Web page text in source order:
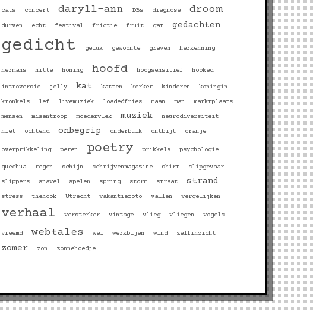
cats concert daryll-ann DBs diagnose droom
durven echt festival frictie fruit gat gedachten
gedicht geluk gewoonte graven herkenning
hermans hitte honing hoofd hoogsensitief hooked
introversie jelly kat katten kerker kinderen koningin
kronkels lef livemuziek loadedfries maan man marktplaats
mensen misantroop moedervlek muziek neurodiversiteit
niet ochtend onbegrip onderbuik ontbijt oranje
overprikkeling peren poetry prikkels psychologie
quechua regen schijn schrijvenmagazine shirt slipgevaar
slippers snavel spelen spring storm straat strand
stress thehook Utrecht vakantiefoto vallen vergelijken
verhaal versterker vintage vlieg vliegen vogels
vreemd webtales wel werkbijen wind zelfinzicht
zomer zon zonnehoedje